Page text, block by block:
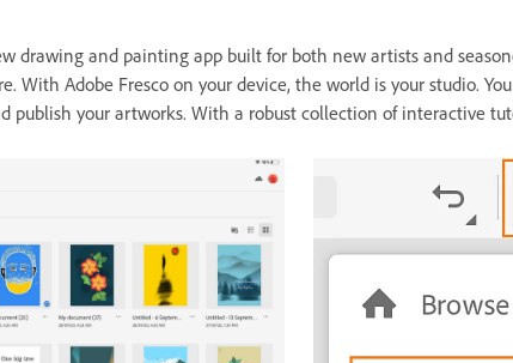
drawing and painting app built for both new artists and
With Adobe Fresco on your device, the world is your studio.
publish your artworks. With a robust collection of interactive